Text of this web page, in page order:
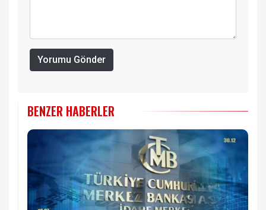
Yorumu Gönder
BENZER HABERLER